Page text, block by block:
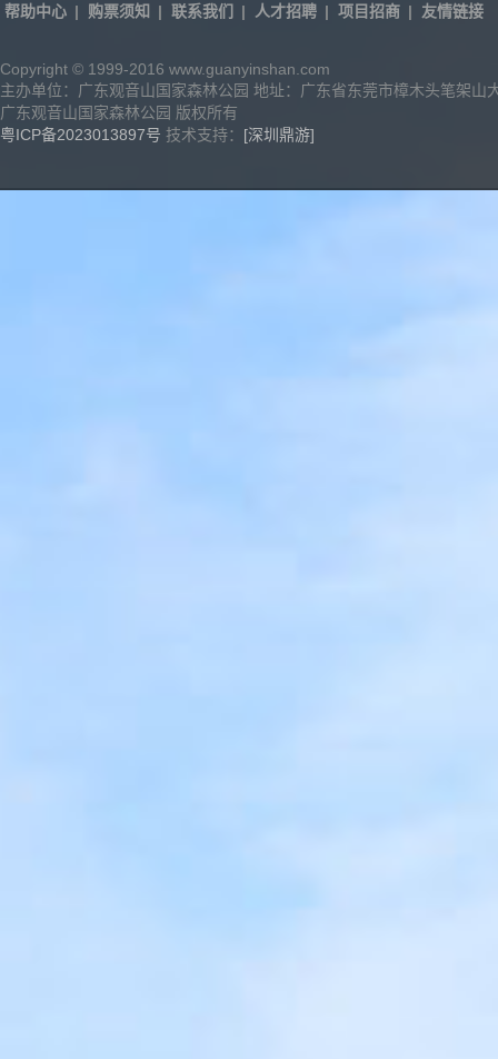
帮助中心 | 购票须知 | 联系我们 | 人才招聘 | 项目招商 | 友情链接
Copyright © 1999-2016 www.guanyinshan.com
主办单位：广东观音山国家森林公园 地址：广东省东莞市樟木头笔架山
广东观音山国家森林公园 版权所有
粤ICP备2023013897号 技术支持： [深圳鼎游]